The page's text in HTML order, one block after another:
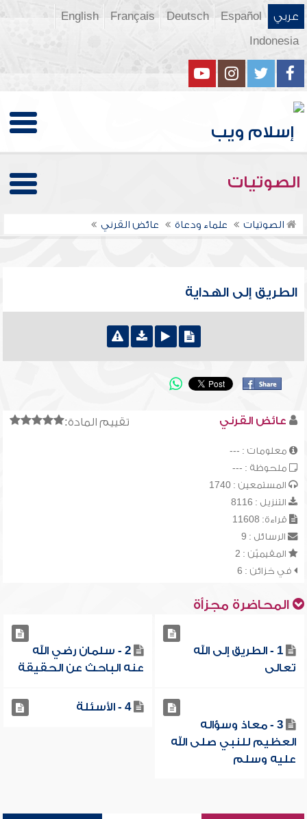
عربي Español
Deutsch
Français
English
Indonesia
الصوتيات
الصوتيات علماء ودعاة عائض القرني
الطريق إلى الهداية
تقييم المادة: عائض القرني
معلومات : ---
ملحوظة : ---
المستمعين : 1740
التنزيل : 8116
قراءة: 11608
الرسائل : 9
المقيميّن : 2
في خزائن : 6
المحاضرة مجزأة
1 - الطريق إلى الله
تعالى
2 - سلمان رضي الله
عنه الباحث عن الحقيقة
3 - معاذ وسؤاله
العظيم للنبي صلى الله
عليه وسلم
4 - الأسئلة